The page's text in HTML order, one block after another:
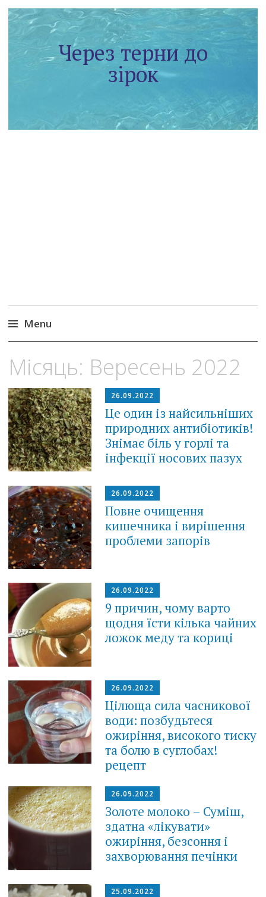
Через терни до
зірок
Menu
to
Місяць: Вересень 2022
26.09.2022
Це один із найсильніших
природних антибіотиків!
Знімає біль у горлі та
інфекції носових пазух
26.09.2022
Повне очищення
кишечника і вирішення
проблеми запорів
26.09.2022
9 причин, чому варто
щодня їсти кілька чайних
ложок меду та кориці
26.09.2022
Цілюща сила часникової
води: позбудьтеся
ожиріння, високого тиску
та болю в суглобах!
рецепт
26.09.2022
Золоте молоко – Суміш,
здатна «лікувати»
ожиріння, безсоння і
захворювання печінки
25.09.2022